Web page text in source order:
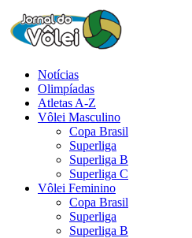
Notícias
Olimpíadas
Atletas A-Z
Vôlei Masculino
Copa Brasil
Superliga
Superliga B
Superliga C
Vôlei Feminino
Copa Brasil
Superliga
Superliga B